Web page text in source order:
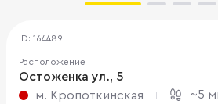
ID: 164489
Расположение
Остоженка ул., 5
м. Кропоткинская
~5